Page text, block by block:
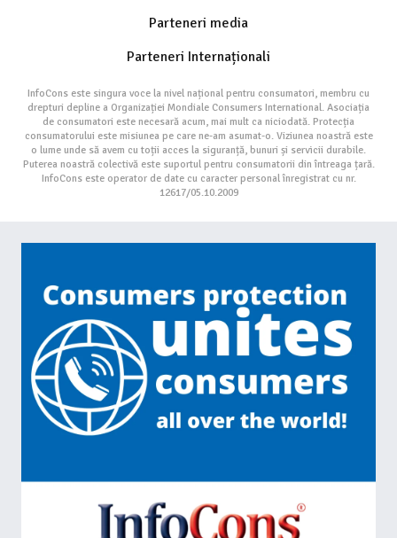
Parteneri media
Parteneri Internaționali
InfoCons este singura voce la nivel național pentru consumatori, membru cu
drepturi depline a Organizației Mondiale Consumers International. Asociația
de consumatori este necesară acum, mai mult ca niciodată. Protecția
consumatorului este misiunea pe care ne-am asumat-o. Viziunea noastră este
o lume unde să avem cu toții acces la siguranță, bunuri și servicii durabile.
Puterea noastră colectivă este suportul pentru consumatorii din întreaga țară.
InfoCons este operator de date cu caracter personal înregistrat cu nr.
12617/05.10.2009